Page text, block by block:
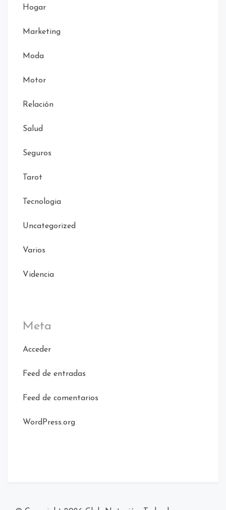
Hogar
Marketing
Moda
Motor
Relación
Salud
Seguros
Tarot
Tecnologia
Uncategorized
Varios
Videncia
Meta
Acceder
Feed de entradas
Feed de comentarios
WordPress.org